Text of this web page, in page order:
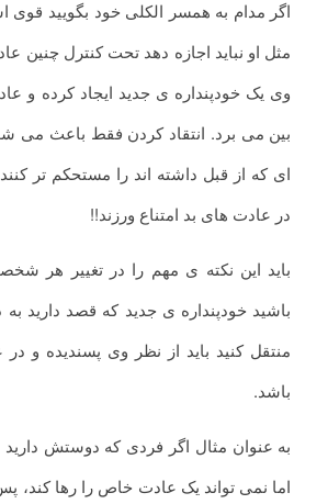
اگر مدام به همسر الکلی خود بگویید
مثل او نباید اجازه دهد تحت کنترل چنین
وی یک خودپنداره ی جدید ایجاد کرده و
بین می برد. انتقاد کردن فقط باعث می
ای که از قبل داشته اند را مستحکم تر کنند
در عادت های بد امتناع ورزند!!
باید این نکته ی مهم را در تغییر هر
باشید خودپنداره ی جدید که قصد دارید
منتقل کنید باید از نظر وی پسندیده و در
باشد.
به عنوان مثال اگر فردی که دوستش
اما نمی تواند یک عادت خاص را رها کند، پس